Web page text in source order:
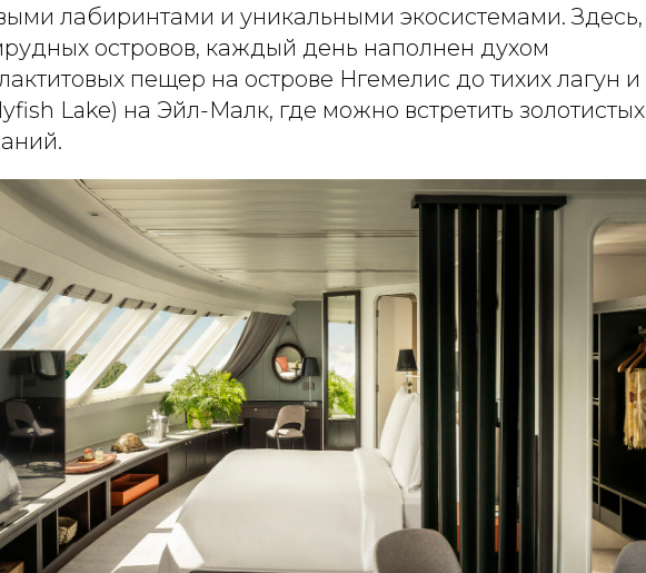
лабиринтами и уникальными экосистемами. Здесь,
островов, каждый день наполнен духом
пещер на острове Нгемелис до тихих лагун и
Lake) на Эйл-Малк, где можно встретить золотистых